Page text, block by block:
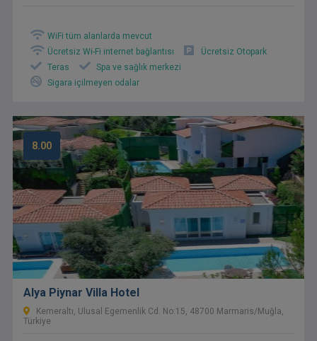
WiFi tüm alanlarda mevcut
Ücretsiz Wi-Fi internet bağlantısı
Ücretsiz Otopark
Teras
Spa ve sağlık merkezi
Sigara içilmeyen odalar
8.00
Alya Piynar Villa Hotel
Kemeraltı, Ulusal Egemenlik Cd. No:15, 48700 Marmaris/Muğla,
Türkiye